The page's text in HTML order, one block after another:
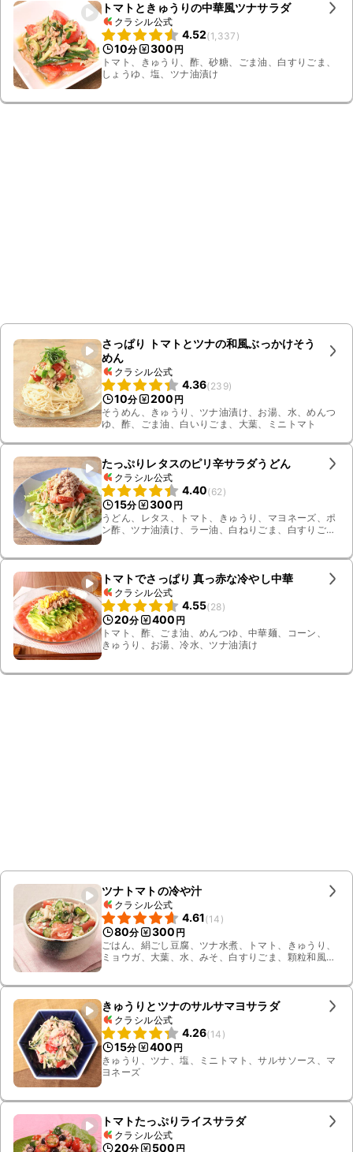
トマトときゅうりの中華風ツナサラダ
クラシル公式
4.52(1,337 )
10分 300 円
トマト、きゅうり、酢、砂糖、ごま油、白すりごま、
しょうゆ、塩、ツナ油漬け
さっぱり トマトとツナの和風ぶっかけそう
めん
クラシル公式
4.36(239)
10分 200 円
そうめん、きゅうり、ツナ油漬け、お湯、水、めんつ
ゆ、酢、ごま油、白いりごま、大葉、ミニトマト
たっぷりレタスのピリ辛サラダうどん
クラシル公式
4.40(62 )
15分 300 円
うどん、レタス、トマト、きゅうり、マヨネーズ、ポ
ン酢、ツナ油漬け、ラー油、白ねりごま、白すりご
トマトでさっぱり 真っ赤な冷やし中華
クラシル公式
4.55(28)
20分 400 円
トマト、酢、ごま油、めんつゆ、中華麺、コーン、
きゅうり、お湯、冷水、ツナ油漬け
ツナトマトの冷や汁
クラシル公式
4.61(14 )
80分 300 円
ごはん、絹ごし豆腐、ツナ水煮、トマト、きゅうり、
ミョウガ、大葉、水、みそ、白すりごま、顆粒和風だ
きゅうりとツナのサルサマヨサラダ
クラシル公式
4.26(14 )
15分 400 円
きゅうり、ツナ、塩、ミニトマト、サルサソース、マ
ヨネーズ
トマトたっぷりライスサラダ
クラシル公式
20分 500 円